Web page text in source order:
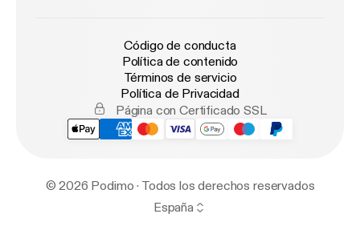
Código de conducta
Política de contenido
Términos de servicio
Política de Privacidad
Página con Certificado SSL
© 2026 Podimo · Todos los derechos reservados
España